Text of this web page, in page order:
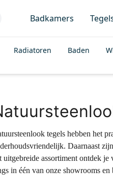
Badkamers
Radiatoren Baden
tegels hebben het
Daarnaast
uitgebreide assortiment ontdek
in één van onze showrooms